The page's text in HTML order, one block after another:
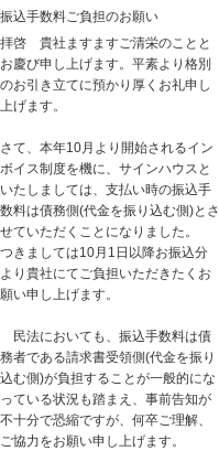
振込手数料ご負担のお願い
拝啓 貴社ますますご清栄のことと
お慶び申し上げます。平素より格別
のお引き立てに預かり厚くお礼申し
上げます。
さて、本年10月より開始されるイン
ボイス制度を機に、サインハウスと
いたしましては、支払い時の振込手
数料は債務側(代金を振り込む側)とさ
せていただくことになりました。
つきましては10月1日以降お振込分
より貴社にてご負担いただきたくお
願い申し上げます。
民法においても、振込手数料は債
務者である請求書受領側(代金を振り
込む側)が負担することが一般的にな
っている状況も踏まえ、事前告知が
不十分で恐縮ですが、何卒ご理解、
ご協力をお願い申し上げます。